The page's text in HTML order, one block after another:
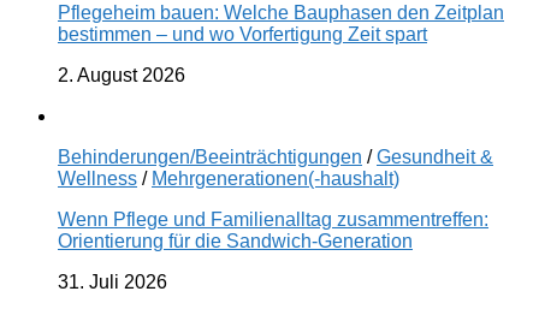
Pflegeheim bauen: Welche Bauphasen den Zeitplan
bestimmen – und wo Vorfertigung Zeit spart
2. August 2026
Behinderungen/Beeinträchtigungen /Gesundheit &
Wellness / Mehrgenerationen(-haushalt)
Wenn Pflege und Familienalltag zusammentreffen:
Orientierung für die Sandwich-Generation
31. Juli 2026